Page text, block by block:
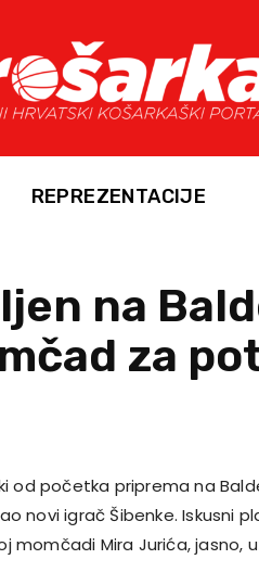
REPREZENTACIJE
na
za
od početka priprema na
novi igrač Šibenke. Iskusni
momčadi Mira Jurića, jasno,